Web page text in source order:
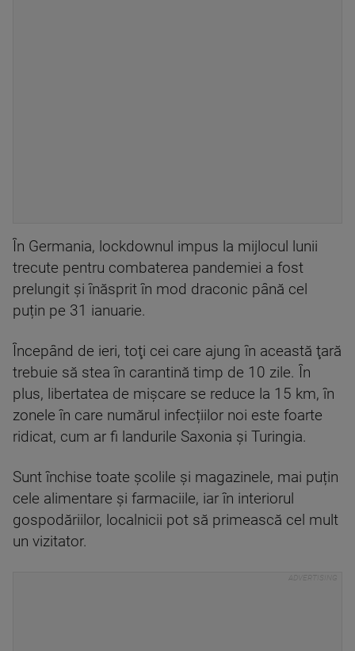
În Germania, lockdownul impus la mijlocul lunii
trecute pentru combaterea pandemiei a fost
prelungit și înăsprit în mod draconic până cel
puțin pe 31 ianuarie.
Începând de ieri, toţi cei care ajung în această ţară
trebuie să stea în carantină timp de 10 zile. În
plus, libertatea de mișcare se reduce la 15 km, în
zonele în care numărul infecțiilor noi este foarte
ridicat, cum ar fi landurile Saxonia și Turingia.
Sunt închise toate școlile și magazinele, mai puțin
cele alimentare și farmaciile, iar în interiorul
gospodăriilor, localnicii pot să primească cel mult
un vizitator.